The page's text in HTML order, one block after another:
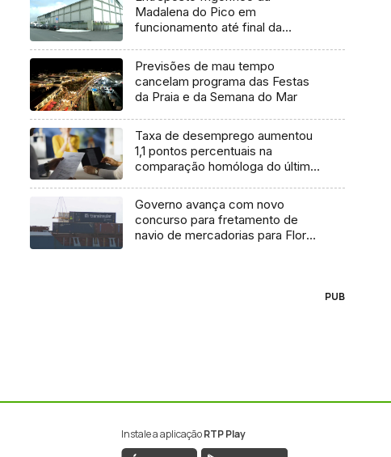
Madalena do Pico em
funcionamento até final da
Previsões de mau tempo
cancelam programa das Festas
da Praia e da Semana do Mar
Taxa de desemprego aumentou
1,1 pontos percentuais na
comparação homóloga do último
Governo avança com novo
concurso para fretamento de
navio de mercadorias para Flores
PUB
Instale a aplicaçãoRTP Play